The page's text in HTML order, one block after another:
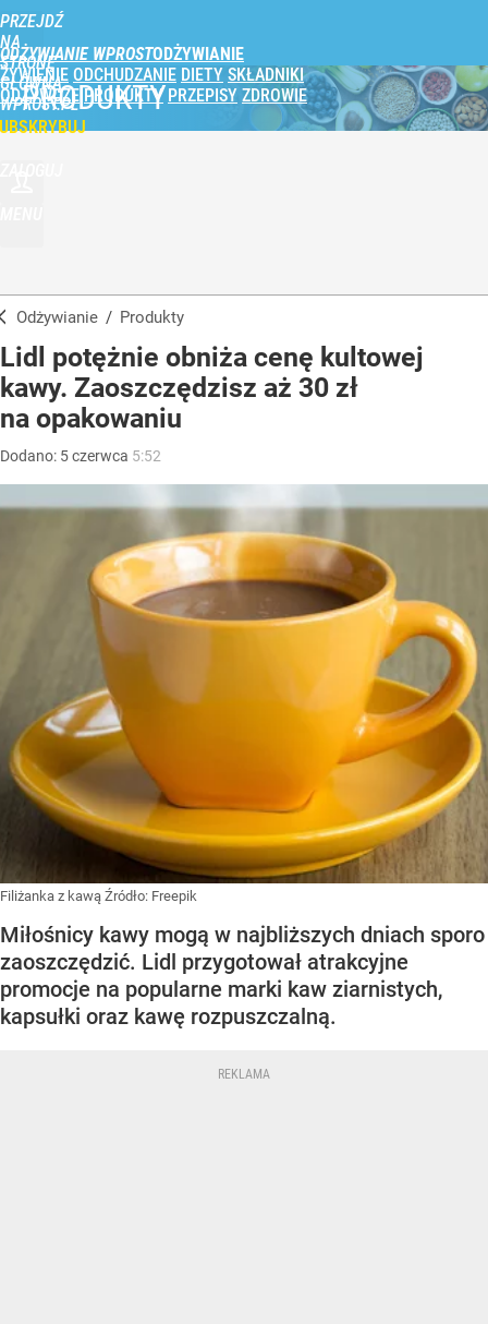
PRZEJDŹ
NA
STRONĘ
GŁÓWNĄ
WPROST.PL
ODŻYWIANIE WPROST
ŻYWIENIE ODCHUDZANIE DIETY SKŁADNIKI
ODŻYWCZE PRODUKTY PRZEPISY ZDROWIE
PRODUKTY
Odżywianie / Produkty
Lidl potężnie obniża cenę kultowej
kawy. Zaoszczędzisz aż 30 zł
na opakowaniu
Dodano: 5czerwca 5:52
Filiżanka z kawą Źródło: Freepik
Miłośnicy kawy mogą w najbliższych dniach sporo
zaoszczędzić. Lidl przygotował atrakcyjne
promocje na popularne marki kaw ziarnistych,
kapsułki oraz kawę rozpuszczalną.